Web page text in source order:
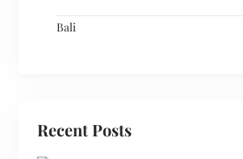
Bali
Recent Posts